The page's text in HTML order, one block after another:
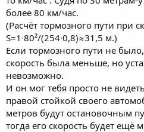
более 80 км/час.
(Расчёт тормозного пути при
S=1∙80²/(254∙0,8)≈31,5 м.)
Если тормозного пути не
скорость была меньше, но
невозможно.
И он мог тебя просто не
правой стойкой своего
метров будут остановочным
тогда его скорость будет ещё